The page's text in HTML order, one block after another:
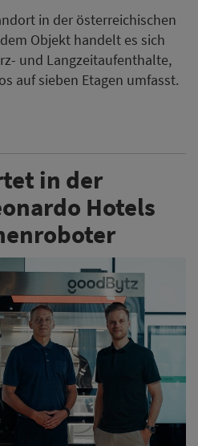
in der österreichischen
Objekt handelt es sich
und Langzeitaufenthalte,
auf sieben Etagen umfasst.
in der
Hotels